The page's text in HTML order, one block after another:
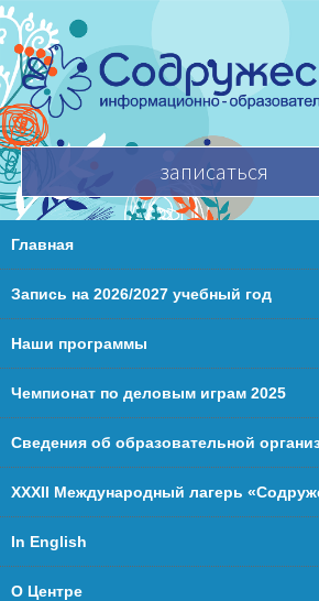
записаться
Главная
Запись на 2026/2027 учебный год
Наши программы
Чемпионат по деловым играм 2025
Сведения об образовательной
XXХII Международный лагерь
In English
О Центре